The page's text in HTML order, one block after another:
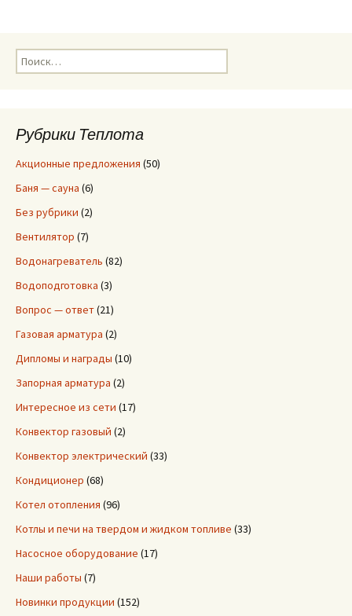
записям
Н
а
:Рубрики Теплота
Акционные предложения (50)
Баня — сауна (6)
Без рубрики (2)
Вентилятор (7)
Водонагреватель (82)
Водоподготовка (3)
Вопрос — ответ(21)
Газовая арматура (2)
Дипломы и награды (10)
Запорная арматура (2)
Интересное из сети (17)
Конвектор газовый (2)
Конвектор электрический (33)
Кондиционер (68)
Котел отопления (96)
Котлы и печи на твердом и жидком топливе (33)
Насосное оборудование (17)
Наши работы (7)
Новинки продукции (152)